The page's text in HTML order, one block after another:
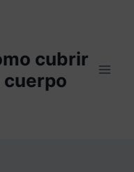
cubrir
cuerpo